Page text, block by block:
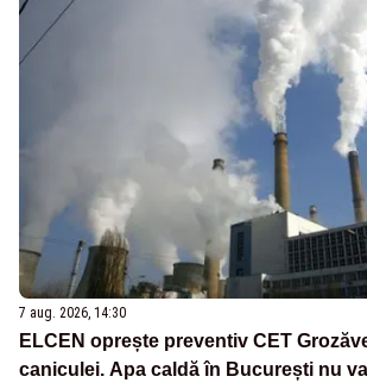
7 aug. 2026, 14:30
ELCEN oprește preventiv CET
caniculei. Apa caldă în București nu